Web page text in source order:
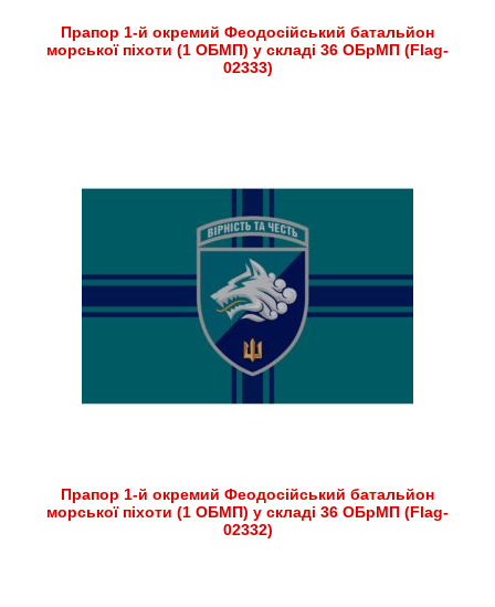
Прапор 1-й окремий Феодосійський батальйон
морської піхоти (1 ОБМП) у складі 36 ОБрМП (Flag-
02333)
Прапор 1-й окремий Феодосійський батальйон
морської піхоти (1 ОБМП) у складі 36 ОБрМП (Flag-
02332)